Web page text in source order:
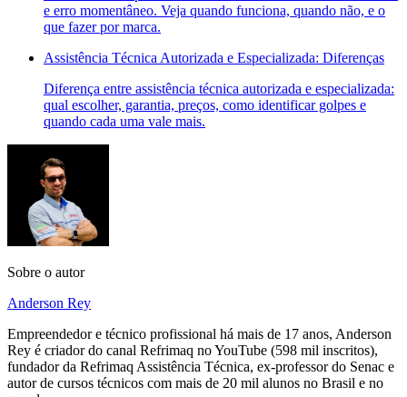
e erro momentâneo. Veja quando funciona, quando não, e o
que fazer por marca.
Assistência Técnica Autorizada e Especializada: Diferenças
Diferença entre assistência técnica autorizada e especializada:
qual escolher, garantia, preços, como identificar golpes e
quando cada uma vale mais.
Sobre o autor
Anderson Rey
Empreendedor e técnico profissional há mais de 17 anos, Anderson
Rey é criador do canal Refrimaq no YouTube (598 mil inscritos),
fundador da Refrimaq Assistência Técnica, ex-professor do Senac e
autor de cursos técnicos com mais de 20 mil alunos no Brasil e no